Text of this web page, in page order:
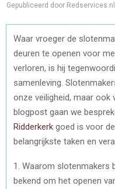
Gepubliceerd door Redservices.nl
Waar vroeger de
deuren te openen voor
verloren, is hij
samenleving.
onze veiligheid, maar
blogpost gaan we
Ridderkerk goed is voor
belangrijkste taken en
1. Waarom slotenmakers
bekend om het openen